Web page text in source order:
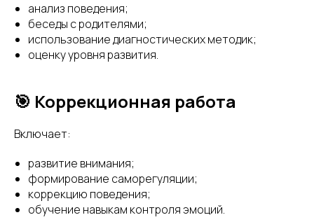
анализ поведения;
беседы с родителями;
использование диагностических методик;
оценку уровня развития.
🎯 Коррекционная работа
Включает:
развитие внимания;
формирование саморегуляции;
коррекцию поведения;
обучение навыкам контроля эмоций.